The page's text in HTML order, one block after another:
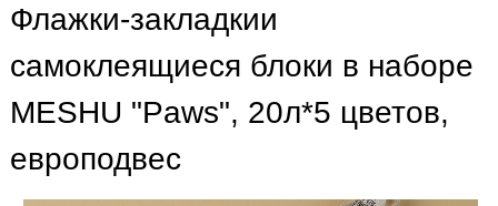
Флажки-закладкии
самоклеящиеся блоки в наборе
MESHU "Paws", 20л*5 цветов,
европодвес